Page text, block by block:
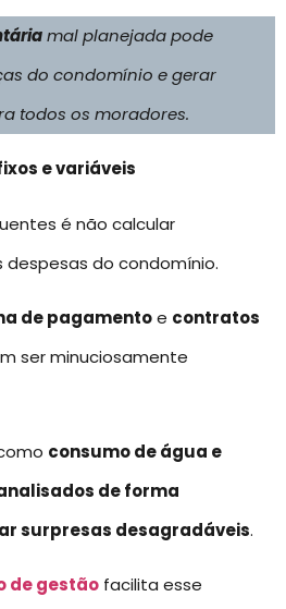
mal planejada pode
do condomínio e gerar
todos os moradores.
e variáveis
é não calcular
do condomínio.
de pagamentoe contratos
ser minuciosamente
consumo de água e
de forma
surpresas desagradáveis.
de gestão facilita esse